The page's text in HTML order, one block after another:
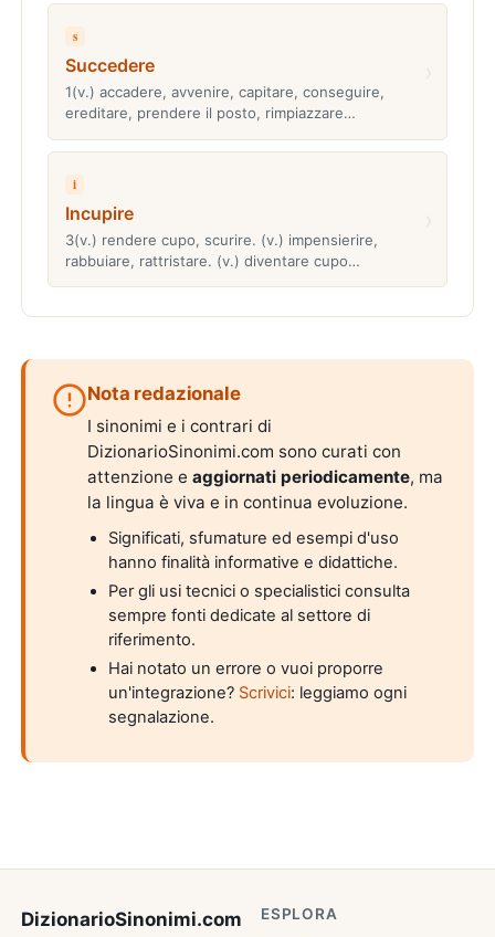
s
Succedere
1(v.) accadere, avvenire, capitare, conseguire,
ereditare, prendere il posto, rimpiazzare…
i
Incupire
3(v.) rendere cupo, scurire. (v.) impensierire,
rabbuiare, rattristare. (v.) diventare cupo…
Nota redazionale
I sinonimi e i contrari di
DizionarioSinonimi.com sono curati con
attenzione eaggiornati periodicamente, ma
la lingua è viva e in continua evoluzione.
Significati, sfumature ed esempi d'uso
hanno finalità informative e didattiche.
Per gli usi tecnici o specialistici consulta
sempre fonti dedicate al settore di
riferimento.
Hai notato un errore o vuoi proporre
un'integrazione? Scrivici: leggiamo ogni
segnalazione.
DizionarioSinonimi.com ESPLORA